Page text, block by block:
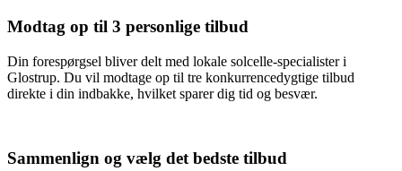
Modtag op til 3 personlige tilbud
Din forespørgsel bliver delt med lokale solcelle-specialister i
Glostrup. Du vil modtage op til tre konkurrencedygtige tilbud
direkte i din indbakke, hvilket sparer dig tid og besvær.
Sammenlign og vælg det bedste tilbud